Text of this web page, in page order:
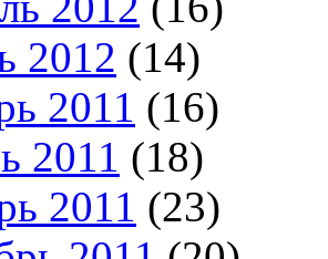
2012 (14)
2011 (16)
2011 (18)
2011 (23)